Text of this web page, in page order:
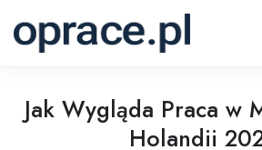
Jak Wygląda Praca w
Holandii